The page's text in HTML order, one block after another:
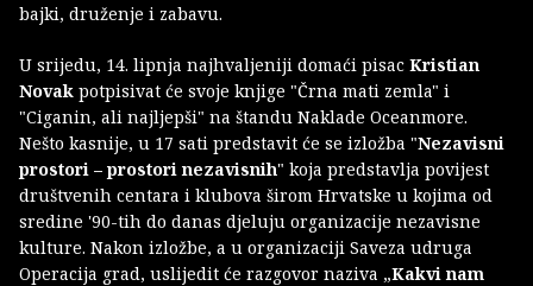
bajki, druženje i zabavu.
U srijedu, 14. lipnja najhvaljeniji domaći pisac Kristian
Novak potpisivat će svoje knjige "Črna mati zemla" i
"Ciganin, ali najljepši" na štandu Naklade Oceanmore.
Nešto kasnije, u 17 sati predstavit će se izložba "Nezavisni
prostori – prostori nezavisnih" koja predstavlja povijest
društvenih centara i klubova širom Hrvatske u kojima od
sredine '90-tih do danas djeluju organizacije nezavisne
kulture. Nakon izložbe, a u organizaciji Saveza udruga
Operacija grad, uslijedit će razgovor naziva „Kakvi nam